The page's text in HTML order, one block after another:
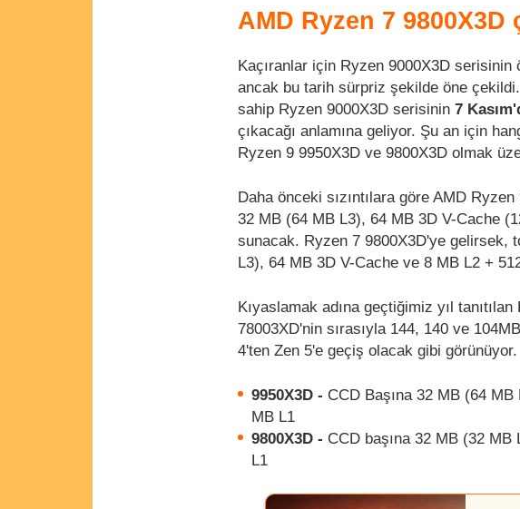
AMD Ryzen 7 9800X3D
Kaçıranlar için Ryzen 9000X3D serisinin
ancak bu tarih sürpriz şekilde öne
sahip Ryzen 9000X3D serisinin 7
çıkacağı anlamına geliyor. Şu an için
Ryzen 9 9950X3D ve 9800X3D olmak
Daha önceki sızıntılara göre AMD
32 MB (64 MB L3), 64 MB 3D V-Cache
sunacak. Ryzen 7 9800X3D'ye gelirsek,
L3), 64 MB 3D V-Cache ve 8 MB L2 +
Kıyaslamak adına geçtiğimiz yıl
78003XD'nin sırasıyla 144, 140 ve
4'ten Zen 5'e geçiş olacak gibi görünüyor.
9950X3D - CCD Başına 32 MB (64
MB L1
9800X3D - CCD başına 32 MB (32
L1